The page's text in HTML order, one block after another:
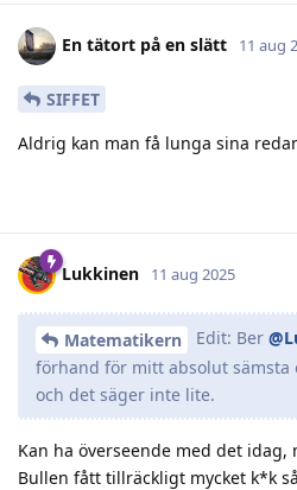
En tätort på en slätt 11 aug
SIFFET
Aldrig kan man få lunga sina
Lukkinen 11 aug 2025
Matematikern Edit: Ber
förhand för mitt absolut sämsta
och det säger inte lite.
Kan ha överseende med det
Bullen fått tillräckligt mycket k*k